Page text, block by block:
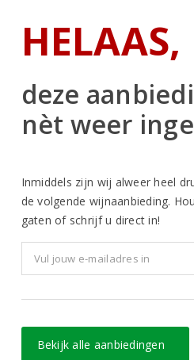
HELAAS,
deze
nèt weer
Inmiddels zijn wij alweer heel
de volgende wijnaanbieding.
gaten of schrijf u direct in!
Bekijk alle aanbiedingen